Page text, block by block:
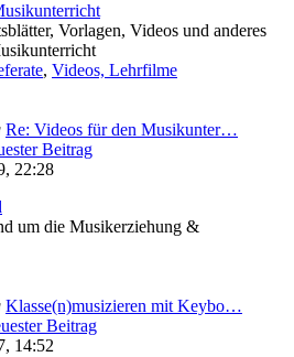
Vorlagen, Videos und anderes
, Videos, Lehrfilme
Re: Videos für den Musikunter…
Beitrag
22:28
um die Musikerziehung &
Klasse(n)musizieren mit Keybo…
Beitrag
14:52